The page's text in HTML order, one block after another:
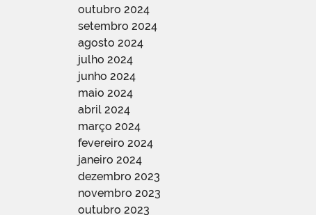
outubro 2024
setembro 2024
agosto 2024
julho 2024
junho 2024
maio 2024
abril 2024
março 2024
fevereiro 2024
janeiro 2024
dezembro 2023
novembro 2023
outubro 2023